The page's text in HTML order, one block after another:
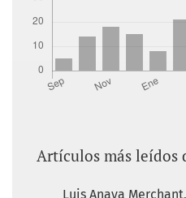
Friedlaender, A.
freight transport
The Brookings
configuración
automotriz terminal
México: Universidad
Artículos más leídos
Luis Anaya Merchant,